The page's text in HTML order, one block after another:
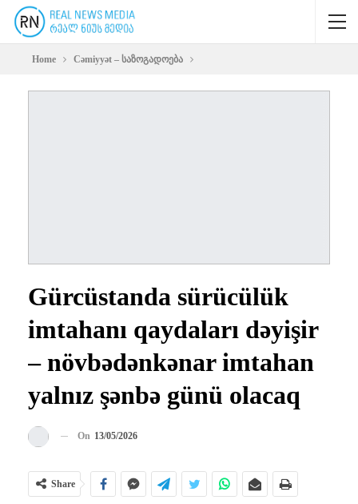
Home Cəmiyyət – საზოგადოება
Gürcüstanda sürücülük
imtahanı qaydaları dəyişir
– növbədənkənar imtahan
yalnız şənbə günü olacaq
On 13/05/2026
Share